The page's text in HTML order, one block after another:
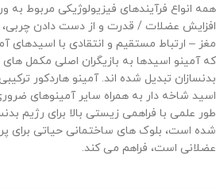
همه انواع فرآیندهای فیزیولوژیکی مربوط به
افزایش عضلات / قدرت و از دست دادن
مغز – ارتباط مستقیم و انتقادی با
که آمینو اسیدها به بازیگران اصلی مکمل های
بدنسازان تبدیل شده اند. آمینو هاردکور
اسید شاخه دار به همراه سایر آمینوهای
طور علمی با فراهمی زیستی بالا برای رژیم
شده است، بلوک های ساختمانی حیاتی برای
عضلانی است، فراهم می کند.